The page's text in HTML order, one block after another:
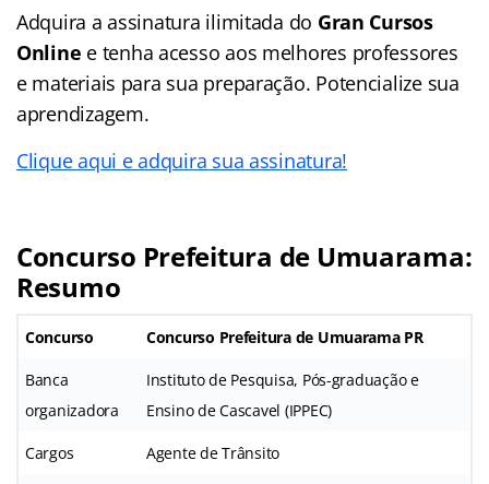
Adquira a assinatura ilimitada do Gran Cursos
Online e tenha acesso aos melhores professores
e materiais para sua preparação. Potencialize sua
aprendizagem.
Clique aqui e adquira sua assinatura!
Concurso Prefeitura de Umuarama:
Resumo
Concurso Concurso Prefeitura de Umuarama PR
Banca
organizadora
Instituto de Pesquisa, Pós-graduação e
Ensino de Cascavel (IPPEC)
Cargos Agente de Trânsito